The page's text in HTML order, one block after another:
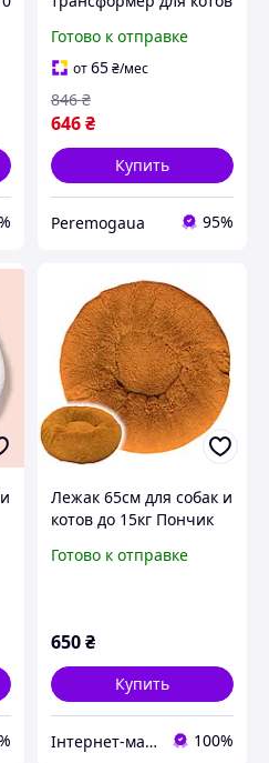
15 кг, регулируемый
домик-коврик
Готово к отправке
от65₴/мес
646₴
846 ₴
Купить
Peremogaua 95%
Лежак 65см для собак и
котов до 15кг Пончик
Готово к отправке
650₴
Купить
Інтернет-магазин "Велетень" 100%